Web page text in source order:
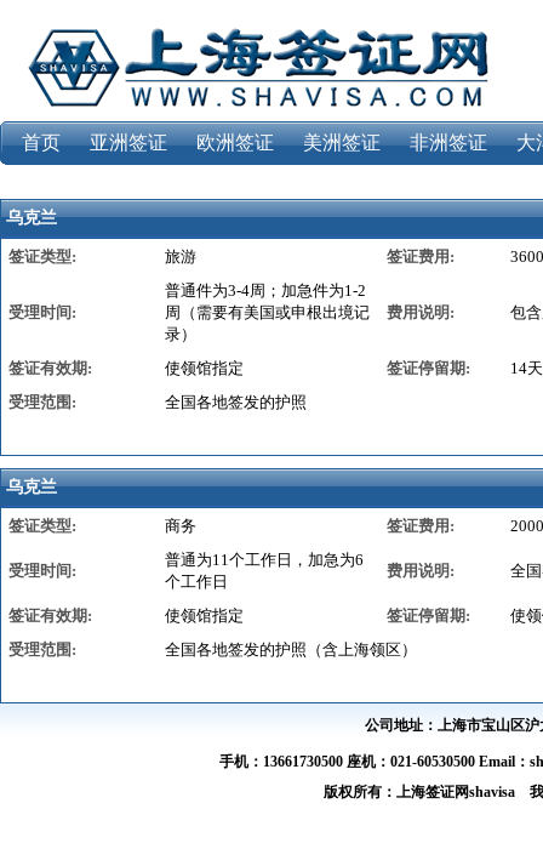
首页 亚洲签证 欧洲签证 美洲签证 非洲签证 大
乌克兰
签证类型: 旅游 签证费用:
受理时间:
普通件为3-4周；加急件为1-2
周（需要有美国或申根出境记
录）
费用说明: 包
签证有效期: 使领馆指定 签证停留期:
14
受理范围:
全国各地签发的护照
乌克兰
签证类型: 商务 签证费用:
受理时间:
普通为11个工作日，加急为6
个工作日
费用说明: 全
签证有效期: 使领馆指定 签证停留期:
使
受理范围:
全国各地签发的护照（含上海领区）
公司地址：上海市宝山区沪
手机：13661730500 座机：021-60530500 Email
版权所有：上海签证网shavisa